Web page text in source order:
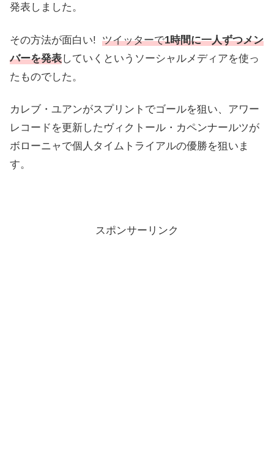
発表しました。
その方法が面白い! ツイッターで1時間に一人ずつメン
バーを発表していくというソーシャルメディアを使っ
たものでした。
カレブ・ユアンがスプリントでゴールを狙い、アワー
レコードを更新したヴィクトール・カペンナールツが
ボローニャで個人タイムトライアルの優勝を狙いま
す。
スポンサーリンク